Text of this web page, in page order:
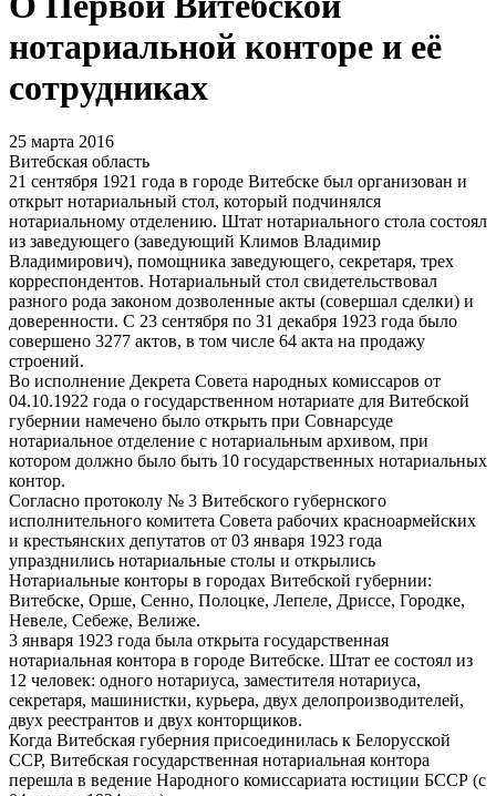
нотариальной конторе и её
сотрудниках
25 марта 2016
Витебская область
21 сентября 1921 года в городе Витебске был организован и
открыт нотариальный стол, который подчинялся
нотариальному отделению. Штат нотариального стола состоял
из заведующего (заведующий Климов Владимир
Владимирович), помощника заведующего, секретаря, трех
корреспондентов. Нотариальный стол свидетельствовал
разного рода законом дозволенные акты (совершал сделки) и
доверенности. С 23 сентября по 31 декабря 1923 года было
совершено 3277 актов, в том числе 64 акта на продажу
строений.
Во исполнение Декрета Совета народных комиссаров от
04.10.1922 года о государственном нотариате для Витебской
губернии намечено было открыть при Совнарсуде
нотариальное отделение с нотариальным архивом, при
котором должно было быть 10 государственных нотариальных
контор.
Согласно протоколу № 3 Витебского губернского
исполнительного комитета Совета рабочих красноармейских
и крестьянских депутатов от 03 января 1923 года
упразднились нотариальные столы и открылись
Нотариальные конторы в городах Витебской губернии:
Витебске, Орше, Сенно, Полоцке, Лепеле, Дриссе, Городке,
Невеле, Себеже, Велиже.
3 января 1923 года была открыта государственная
нотариальная контора в городе Витебске. Штат ее состоял из
12 человек: одного нотариуса, заместителя нотариуса,
секретаря, машинистки, курьера, двух делопроизводителей,
двух реестрантов и двух конторщиков.
Когда Витебская губерния присоединилась к Белорусской
ССР, Витебская государственная нотариальная контора
перешла в ведение Народного комиссариата юстиции БССР (с